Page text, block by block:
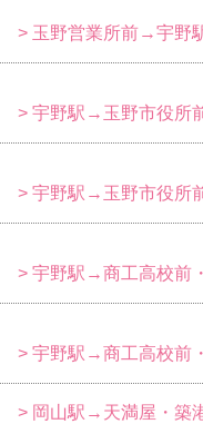
> 玉野営業所前→宇野
> 宇野駅→玉野市役所
> 宇野駅→玉野市役所
> 宇野駅→商工高校前
> 宇野駅→商工高校前
> 岡山駅→天満屋・築